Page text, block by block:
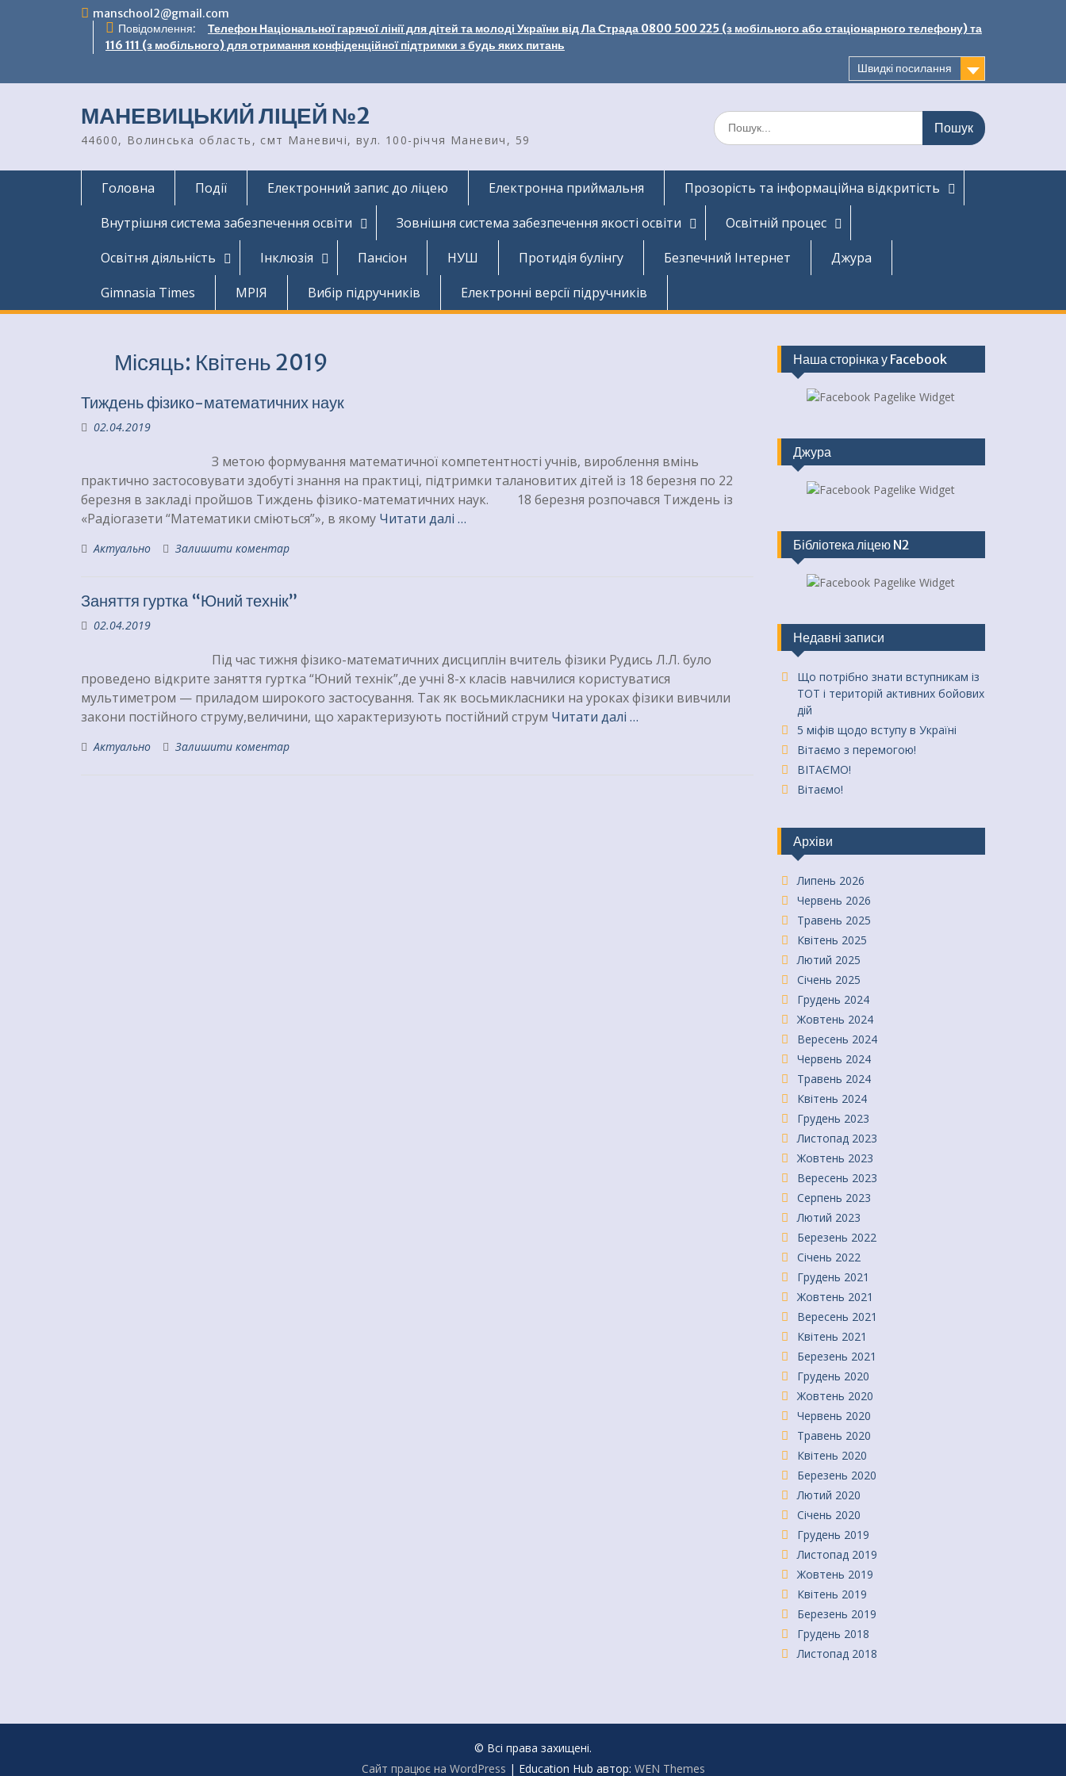
manschool2@gmail.com
Повідомлення:
Телефон Національної гарячої лінії для дітей та молоді України від Ла Страда 0800 500 225 (з мобільного або стаціонарного телефону) та
116 111 (з мобільного) для отримання конфіденційної підтримки з будь яких питань
Швидкі посилання
МАНЕВИЦЬКИЙ ЛІЦЕЙ №2
44600, Волинська область, смт Маневичі, вул. 100-річчя Маневич, 59
Шукати:
Головна Події Електронний запис до ліцею Електронна приймальня
Прозорість та інформаційна відкритість
Внутрішня система забезпечення освіти
Зовнішня система забезпечення якості освіти
Освітній процес
Освітня діяльність
Інклюзія Пансіон НУШ Протидія булінгу Безпечний Інтернет
Джура
Gimnasia Times
МРІЯ Вибір підручників Електронні версії підручників
Місяць: Квітень 2019
Тиждень фізико-математичних наук
02.04.2019
З метою формування математичної компетентності учнів, вироблення вмінь
практично застосовувати здобуті знання на практиці, підтримки талановитих дітей із 18 березня по 22
березня в закладі пройшов Тиждень фізико-математичних наук. 18 березня розпочався Тиждень із
«Радіогазети “Математики сміються”», в якому Читати далі …
Актуально Залишити коментар
Заняття гуртка “Юний технік”
02.04.2019
Під час тижня фізико-математичних дисциплін вчитель фізики Рудись Л.Л. було
проведено відкрите заняття гуртка “Юний технік”,де учні 8-х класів навчилися користуватися
мультиметром — приладом широкого застосування. Так як восьмикласники на уроках фізики вивчили
закони постійного струму,величини, що характеризують постійний струм Читати далі …
Актуально Залишити коментар
Наша сторінка у Facebook
Джура
Бібліотека ліцею N2
Недавні записи
Що потрібно знати вступникам із
ТОТ і територій активних бойових
дій
5 міфів щодо вступу в Україні
Вітаємо з перемогою!
ВІТАЄМО!
Вітаємо!
Архіви
Липень 2026
Червень 2026
Травень 2025
Квітень 2025
Лютий 2025
Січень 2025
Грудень 2024
Жовтень 2024
Вересень 2024
Червень 2024
Травень 2024
Квітень 2024
Грудень 2023
Листопад 2023
Жовтень 2023
Вересень 2023
Серпень 2023
Лютий 2023
Березень 2022
Січень 2022
Грудень 2021
Жовтень 2021
Вересень 2021
Квітень 2021
Березень 2021
Грудень 2020
Жовтень 2020
Червень 2020
Травень 2020
Квітень 2020
Березень 2020
Лютий 2020
Січень 2020
Грудень 2019
Листопад 2019
Жовтень 2019
Квітень 2019
Березень 2019
Грудень 2018
Листопад 2018
© Всі права захищені.
Сайт працює на WordPress | Education Hub автор: WEN Themes